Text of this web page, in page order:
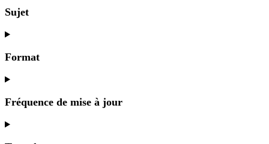
Sujet
Format
Fréquence de mise à jour